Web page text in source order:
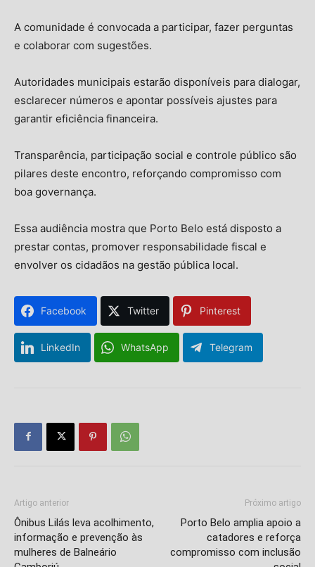
A comunidade é convocada a participar, fazer perguntas
e colaborar com sugestões.
Autoridades municipais estarão disponíveis para dialogar,
esclarecer números e apontar possíveis ajustes para
garantir eficiência financeira.
Transparência, participação social e controle público são
pilares deste encontro, reforçando compromisso com
boa governança.
Essa audiência mostra que Porto Belo está disposto a
prestar contas, promover responsabilidade fiscal e
envolver os cidadãos na gestão pública local.
Facebook Twitter Pinterest
LinkedIn WhatsApp Telegram
Artigo anterior
Ônibus Lilás leva acolhimento,
informação e prevenção às
mulheres de Balneário
Próximo artigo
Porto Belo amplia apoio a
catadores e reforça
compromisso com inclusão